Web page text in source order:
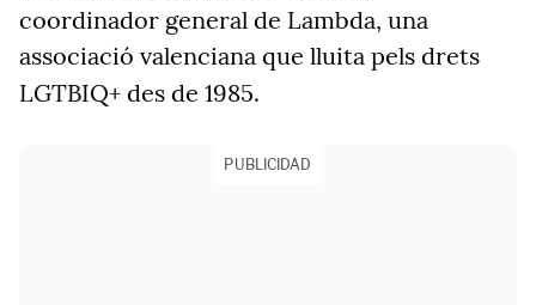
coordinador general de Lambda, una
associació valenciana que lluita pels drets
LGTBIQ+ des de 1985.
PUBLICIDAD